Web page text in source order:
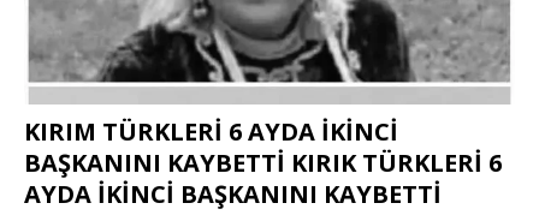
KIRIM TÜRKLERİ 6 AYDA İKİNCİ
BAŞKANINI KAYBETTİ KIRIK TÜRKLERİ 6
AYDA İKİNCİ BAŞKANINI KAYBETTİ